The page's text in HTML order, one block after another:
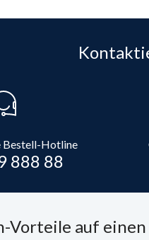
Bestell-Hotline
888 88
Vorteile auf